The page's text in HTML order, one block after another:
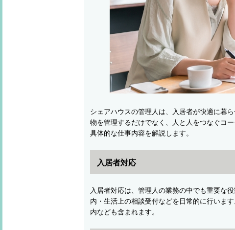
シェアハウスの管理人は、入居者が快適に暮
物を管理するだけでなく、人と人をつなぐコ
具体的な仕事内容を解説します。
入居者対応
入居者対応は、管理人の業務の中でも重要な
内・生活上の相談受付などを日常的に行いま
内なども含まれます。